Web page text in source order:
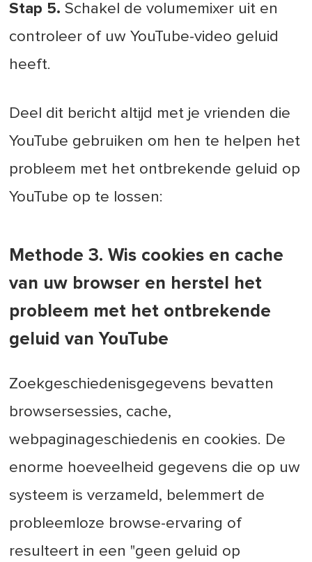
Stap 5. Schakel de volumemixer uit en
controleer of uw YouTube-video geluid
heeft.
Deel dit bericht altijd met je vrienden die
YouTube gebruiken om hen te helpen het
probleem met het ontbrekende geluid op
YouTube op te lossen:
Methode 3. Wis cookies en cache
van uw browser en herstel het
probleem met het ontbrekende
geluid van YouTube
Zoekgeschiedenisgegevens bevatten
browsersessies, cache,
webpaginageschiedenis en cookies. De
enorme hoeveelheid gegevens die op uw
systeem is verzameld, belemmert de
probleemloze browse-ervaring of
resulteert in een "geen geluid op